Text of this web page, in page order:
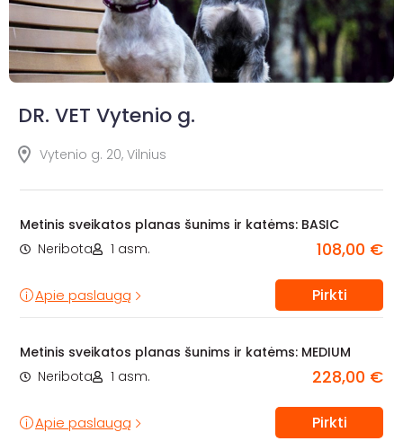
DR. VET Vytenio g.
Vytenio g. 20, Vilnius
Metinis sveikatos planas šunims ir katėms: BASIC
Neribota
1 asm. 108,00 €
Apie paslaugą Pirkti
Metinis sveikatos planas šunims ir katėms: MEDIUM
Neribota
1 asm. 228,00 €
Apie paslaugą Pirkti